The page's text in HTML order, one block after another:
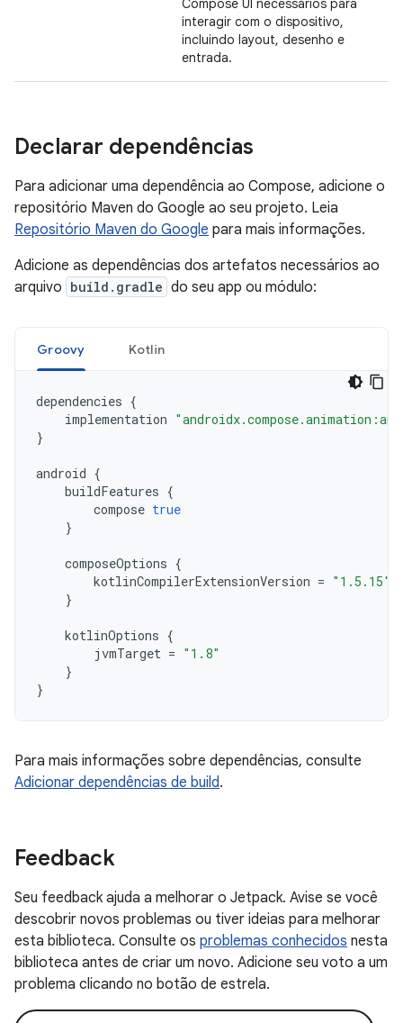
Compose UI necessários para
interagir com o dispositivo,
incluindo layout, desenho e
entrada.
Declarar dependências
Para adicionar uma dependência ao Compose, adicione o
repositório Maven do Google ao seu projeto. Leia
Repositório Maven do Google para mais informações.
Adicione as dependências dos artefatos necessários ao
arquivo build.gradle do seu app ou módulo:
Groovy Kotlin
dependencies {
implementation
}
android {
buildFeatures {
compose true
}
composeOptions {
kotlinCompilerExtensionVersion = "1.5.15"
}
kotlinOptions {
jvmTarget = "1.8"
}
}
Para mais informações sobre dependências, consulte
Adicionar dependências de build.
Feedback
Seu feedback ajuda a melhorar o Jetpack. Avise se você
descobrir novos problemas ou tiver ideias para melhorar
esta biblioteca. Consulte os problemas conhecidos nesta
biblioteca antes de criar um novo. Adicione seu voto a um
problema clicando no botão de estrela.